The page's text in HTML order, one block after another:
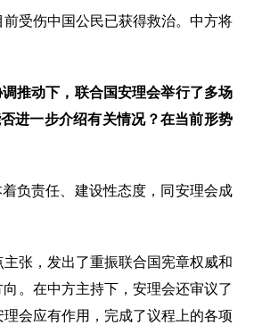
受伤中国公民已获得救治。中方将
推动下，联合国安理会举行了多场
进一步介绍有关情况？在当前形势
负责任、建设性态度，同安理会成
张，发出了重振联合国宪章权威和
。在中方主持下，安理会还审议了
会应有作用，完成了议程上的各项